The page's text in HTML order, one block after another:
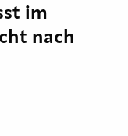
im
nach